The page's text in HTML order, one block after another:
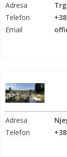
Adresa
Telefon
Email
Adresa
Telefon